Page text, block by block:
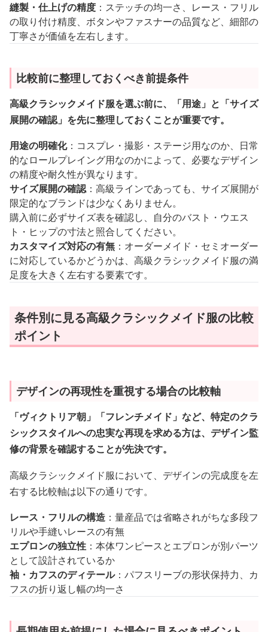
縫製・仕上げの精度 ：ステッチの均一さ、レース・フリル
の取り付け精度、ボタンやファスナーの品質など、細部の
丁寧さが価値を左右します。
比較前に整理しておくべき前提条件
高級クラシックメイド服を選ぶ前に、「用途」と「サイズ
展開の確認」を先に整理しておくことが重要です。
用途の明確化：コスプレ・撮影・ステージ用なのか、日常
的なロールプレイング用なのかによって、必要なデザイン
の精度や耐久性が異なります。
サイズ展開の確認：高級ラインであっても、サイズ展開が
限定的なブランドは少なくありません。
購入前に必ずサイズ表を確認し、自分のバスト・ウエス
ト・ヒップの寸法と照合してください。
カスタマイズ対応の有無 ：オーダーメイド・セミオーダー
に対応しているかどうかは、高級クラシックメイド服の満
足度を大きく左右する要素です。
条件別に見る高級クラシックメイド服の比較
ポイント
デザインの再現性を重視する場合の比較軸
「ヴィクトリア朝」「フレンチメイド」など、特定のクラ
シックスタイルへの忠実な再現を求める方は、デザイン監
修の背景を確認することが先決です。
高級クラシックメイド服において、デザインの完成度を左
右する比較軸は以下の通りです。
レース・フリルの構造 ：量産品では省略されがちな多段フ
リルや手縫いレースの有無
エプロンの独立性 ：本体ワンピースとエプロンが別パーツ
として設計されているか
袖・カフスのディテール：パフスリーブの形状保持力、カ
フスの折り返し幅の均一さ